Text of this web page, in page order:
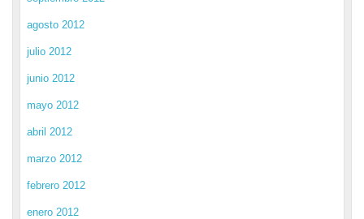
agosto 2012
julio 2012
junio 2012
mayo 2012
abril 2012
marzo 2012
febrero 2012
enero 2012